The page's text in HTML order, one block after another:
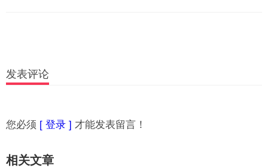
发表评论
您必须 [ 登录 ] 才能发表留言！
相关文章